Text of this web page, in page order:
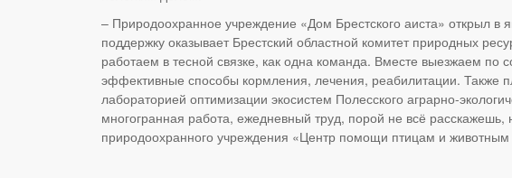
– Природоохранное учреждение «Дом Брестского аиста» открыл в
поддержку оказывает Брестский областной комитет природных
работаем в тесной связке, как одна команда. Вместе выезжаем
эффективные способы кормления, лечения, реабилитации. Также
лабораторией оптимизации экосистем Полесского аграрно-
многогранная работа, ежедневный труд, порой не всё
природоохранного учреждения «Центр помощи птицам и